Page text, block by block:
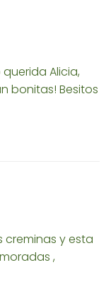
Alicia,
bonitas! Besitos
y esta
,